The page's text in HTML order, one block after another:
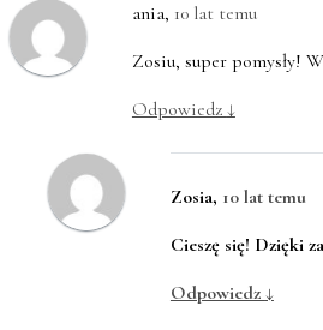
ania, 10 lat temu
Zosiu, super pomysły!
Odpowiedz ↓
Zosia, 10 lat temu
Cieszę się! Dzięki
Odpowiedz ↓